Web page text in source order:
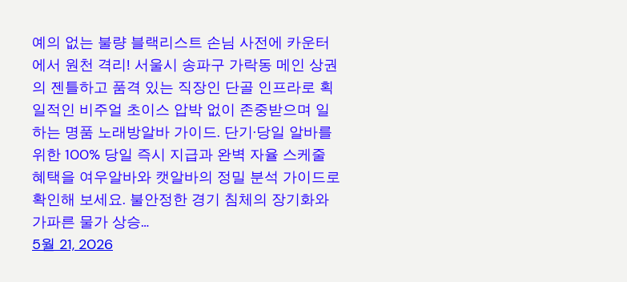
예의 없는 불량 블랙리스트 손님 사전에 카운터
에서 원천 격리! 서울시 송파구 가락동 메인 상권
의 젠틀하고 품격 있는 직장인 단골 인프라로 획
일적인 비주얼 초이스 압박 없이 존중받으며 일
하는 명품 노래방알바 가이드. 단기·당일 알바를
위한 100% 당일 즉시 지급과 완벽 자율 스케줄
혜택을 여우알바와 캣알바의 정밀 분석 가이드로
확인해 보세요. 불안정한 경기 침체의 장기화와
가파른 물가 상승…
5월 21, 2026